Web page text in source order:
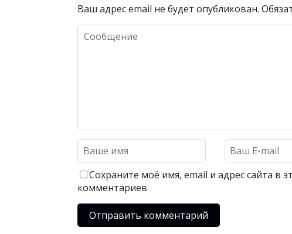
Ваш адрес email не будет опубликован.
Сохраните моё имя, email и адрес сайта в
комментариев